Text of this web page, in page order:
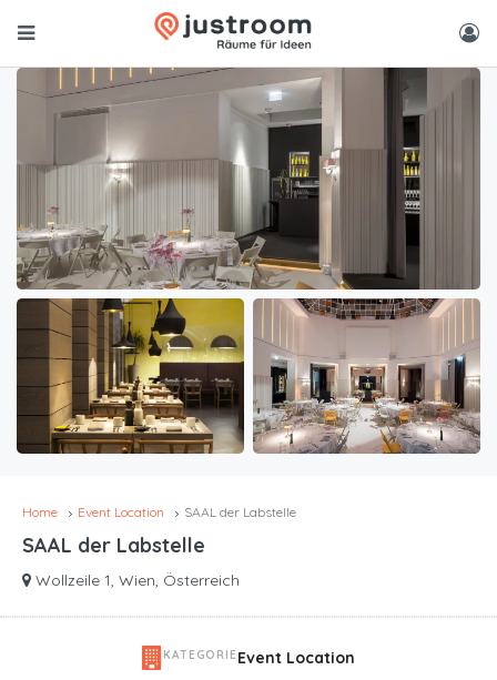
Home Event Location SAAL der Labstelle
SAAL der Labstelle
Wollzeile 1, Wien, Österreich
KATEGORIE Event Location